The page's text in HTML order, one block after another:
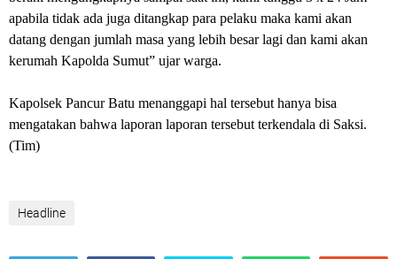
apabila tidak ada juga ditangkap para pelaku maka kami akan
datang dengan jumlah masa yang lebih besar lagi dan kami akan
kerumah Kapolda Sumut” ujar warga.
Kapolsek Pancur Batu menanggapi hal tersebut hanya bisa
mengatakan bahwa laporan laporan tersebut terkendala di Saksi.
(Tim)
Headline